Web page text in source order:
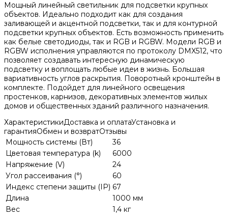
Мощный линейный светильник для подсветки крупных
объектов. Идеально подходит как для создания
заливающей и акцентной подсветки, так и для контурной
подсветки крупных объектов. Есть возможность применить
как белые светодиоды, так и RGB и RGBW. Модели RGB и
RGBW исполнения управляются по протоколу DMX512, что
позволяет создавать интересную динамическую
подсветку и воплощать любые идеи в жизнь. Большая
вариативность углов раскрытия. Поворотный кронштейн в
комплекте. Подойдет для линейного освещения
простенков, карнизов, декоративных элементов жилых
домов и общественных зданий различного назначения.
ХарактеристикиДоставка и оплатаУстановка и
гарантияОбмен и возвратОтзывы
Мощность системы (Вт)
36
Цветовая температура (k)
6000
Напряжение (V)
24
Угол рассеивания (°)
60
Индекс степени защиты (IP) 67
Длина
1000 мм
Вес
1,4 кг